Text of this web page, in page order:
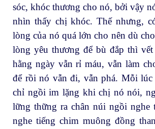
sóc, khóc thương cho nó, bởi vậy
nhìn thấy chị khóc. Thế nhưng,
lòng của nó quá lớn cho nên dù
lòng yêu thương để bù đắp thì
hằng ngày vẫn rỉ máu, vẫn làm
để rồi nó vẫn đi, vẫn phá. Mỗi lúc
chỉ ngồi im lặng khi chị nó nói,
lững thững ra chân núi ngồi nghe
nghe tiếng chim muông đồng